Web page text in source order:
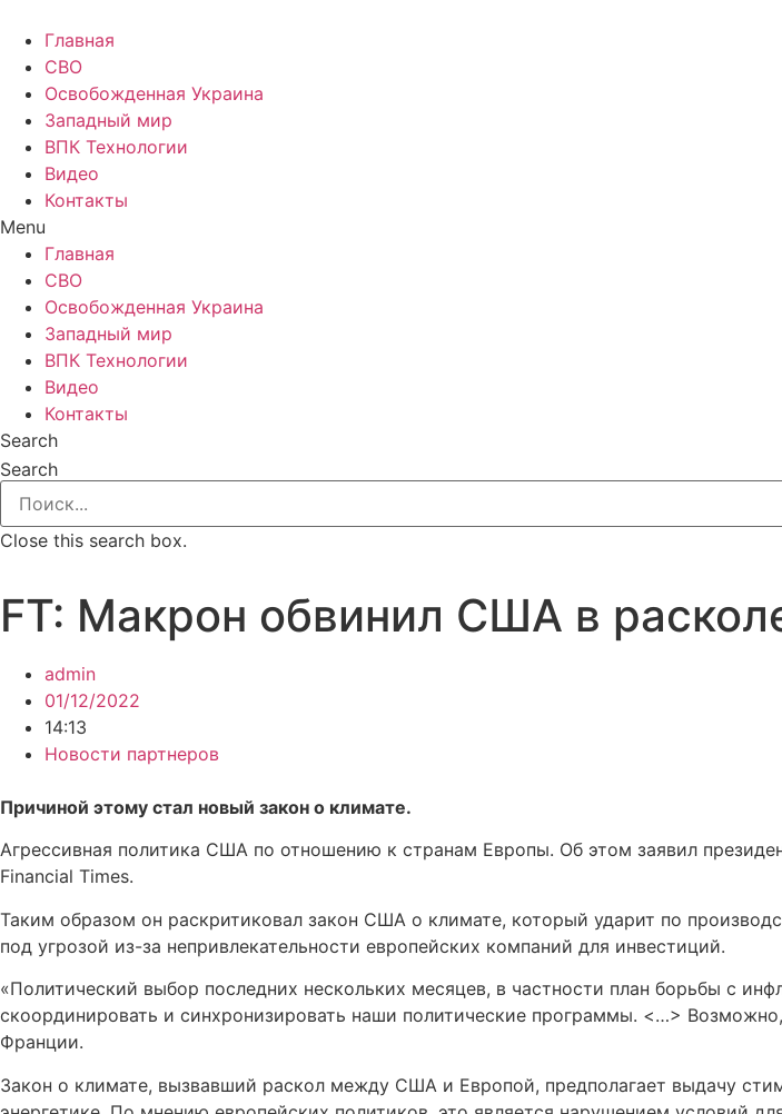
Главная
СВО
Освобожденная Украина
Западный мир
ВПК Технологии
Видео
Контакты
Menu
Главная
СВО
Освобожденная Украина
Западный мир
ВПК Технологии
Видео
Контакты
Search
Search
Close this search box.
FT: Макрон обвинил США в
admin
01/12/2022
14:13
Новости партнеров
Причиной этому стал новый закон о климате.
Агрессивная политика США по отношению к странам Европы. Об этом заявил
Financial Times.
Таким образом он раскритиковал закон США о климате, который ударит по
под угрозой из-за непривлекательности европейских компаний для инвестиций.
«Политический выбор последних нескольких месяцев, в частности план борьбы с
скоординировать и синхронизировать наши политические программы. <…>
Франции.
Закон о климате, вызвавший раскол между США и Европой, предполагает выдачу